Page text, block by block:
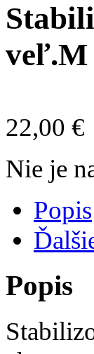
veľ.M
22,00 €
Nie je
Popis
Popis